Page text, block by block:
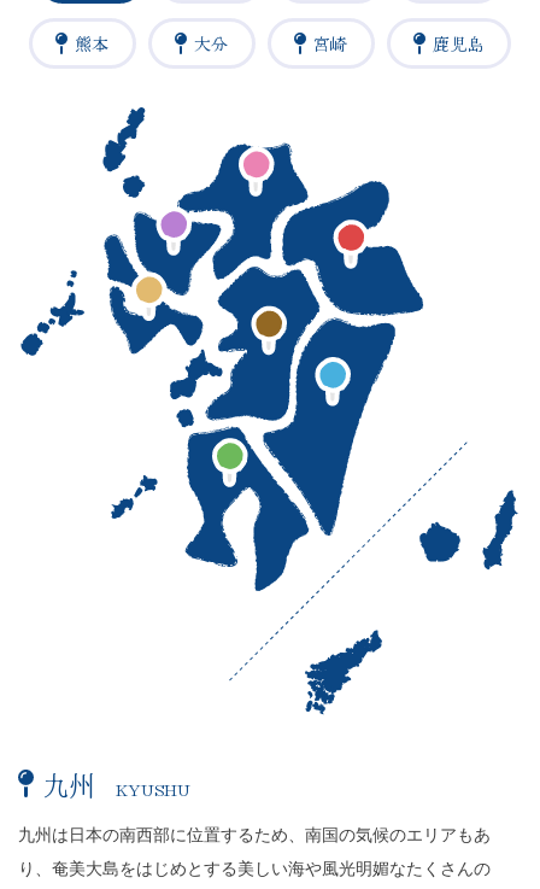
熊本 大分 宮崎 鹿児島
九州 KYUSHU
九州は日本の南西部に位置するため、南国の気候のエリアもあ
り、奄美大島をはじめとする美しい海や風光明媚なたくさんの
FUKUOKA
SAGA
NAGASAKI
KUMAMOTO
OITA%E3%80%80
MIYAZAKI
KAGOSHIMA